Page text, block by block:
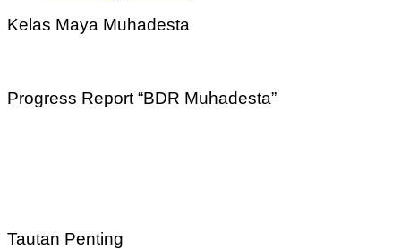
Kelas Maya Muhadesta
Progress Report “BDR Muhadesta”
Tautan Penting